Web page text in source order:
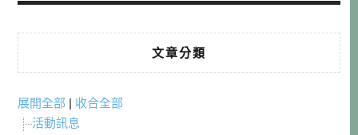
文章分類
展開全部
收合全部
活動訊息